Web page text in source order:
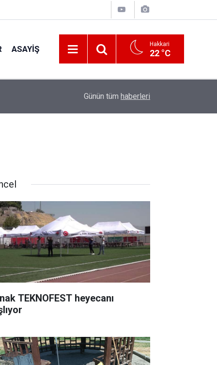
ASAYIŞ Hakkari
22 °C
İş Yerinde Çıkan Yangın Paniğe Neden Oldu
Günün tüm haberleri
TEKNOFEST heyecanı